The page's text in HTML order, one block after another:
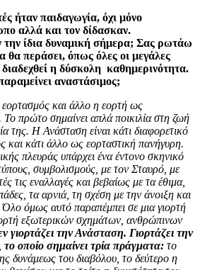
ήταν παιδαγωγία, όχι μόνο
αλλά και τον δίδασκαν.
την ίδια δυναμική σήμερα; Σας ρωτάω
θα περάσει, όπως όλες οι μεγάλες
η δύσκολη καθημερινότητα.
αναστάσιμος;
και άλλο η εορτή ως
πρώτο σημαίνει απλά ποικιλία στη ζωή
της. Η Ανάσταση είναι κάτι διαφορετικό
και κάτι άλλο ως εορταστική πανήγυρη.
πλευράς υπάρχει ένα έντονο σκηνικό
συμβολισμούς, με τον Σταυρό, με
τις εναλλαγές και βεβαίως με τα έθιμα,
τα αρνιά, τη σχέση με την άνοιξη και
όμως αυτό παραπέμπει σε μια γιορτή
εξωτερικών σχημάτων, ανθρώπινων
γιορτάζει την Ανάσταση. Γιορτάζει την
το οποίο σημαίνει τρία πράγματα: το
δυνάμεως του διαβόλου, το δεύτερο η